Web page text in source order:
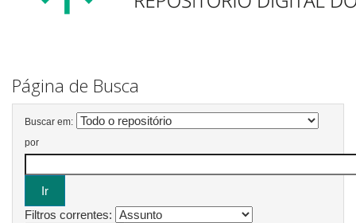
Página de Busca
Buscar em:
por
Filtros correntes: